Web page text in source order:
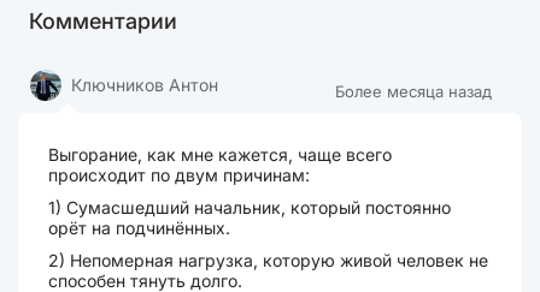
Комментарии
Более месяца назад
Ключников Антон
Выгорание, как мне кажется, чаще всего
происходит по двум причинам:
1) Сумасшедший начальник, который постоянно
орёт на подчинённых.
2) Непомерная нагрузка, которую живой человек не
способен тянуть долго.